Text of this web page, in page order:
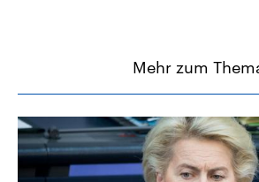
Mehr zum